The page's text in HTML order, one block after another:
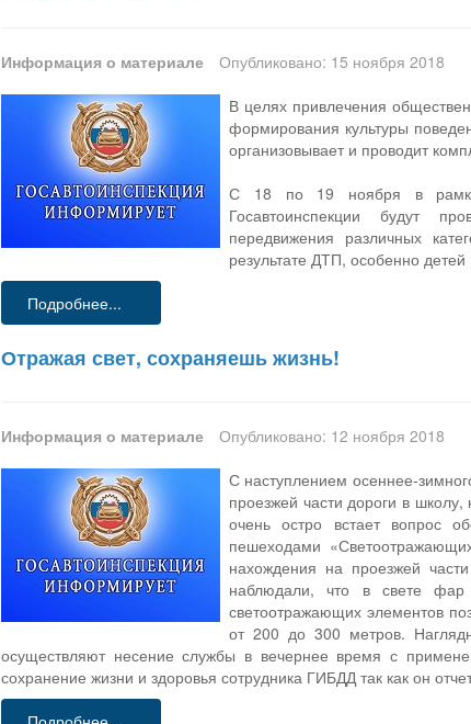
Информация о материале
Опубликовано: 15 ноября 2018
В целях привлечения
формирования культуры
организовывает и проводит
С 18 по 19 ноября в
Госавтоинспекции будут
передвижения различных
результате ДТП, особенно детей
Подробнее...
Отражая свет, сохраняешь жизнь!
Информация о материале
Опубликовано: 12 ноября 2018
С наступлением осеннее-
проезжей части дороги в
очень остро встает вопрос
пешеходами
нахождения на проезжей
наблюдали, что в свете фар
светоотражающих элементов
от 200 до 300 метров.
осуществляют несение службы в вечернее время с
сохранение жизни и здоровья сотрудника ГИБДД так как он